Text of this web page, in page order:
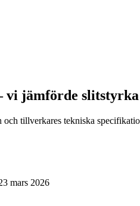
vi jämförde
och tillverkares tekniska
mars 2026